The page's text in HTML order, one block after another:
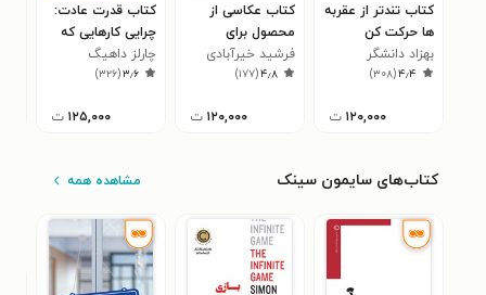
کتاب تندتر از عقربه
ها حرکت کن
بهزاد دانشگر
۴٫۴(۳۰۸)
۱۲۰,۰۰۰ ت
کتاب عکاسی از
محصول برای
تبلیغات
فرشید خیرآبادی
۴٫۸(۱۷۷)
۱۲۰,۰۰۰ ت
کتاب قدرت عادت:
چرایی کارهایی که
انجام می دهیم، در
زندگی و کسب و کار
چارلز داهیگ
۳٫۶(۳۲۶)
۱۲۵,۰۰۰ ت
کتاب‌های سایمون سینک مشاهده همه